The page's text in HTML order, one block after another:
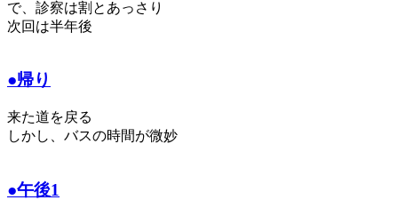
で、診察は割とあっさり
次回は半年後
●帰り
来た道を戻る
しかし、バスの時間が微妙
●午後1